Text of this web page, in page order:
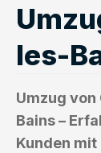
les-
Umzug
Bains –
Kunden mit